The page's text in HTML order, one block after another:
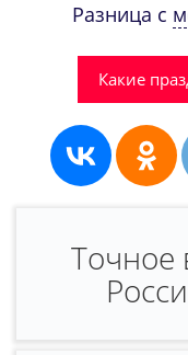
Разница с
Какие
Точное